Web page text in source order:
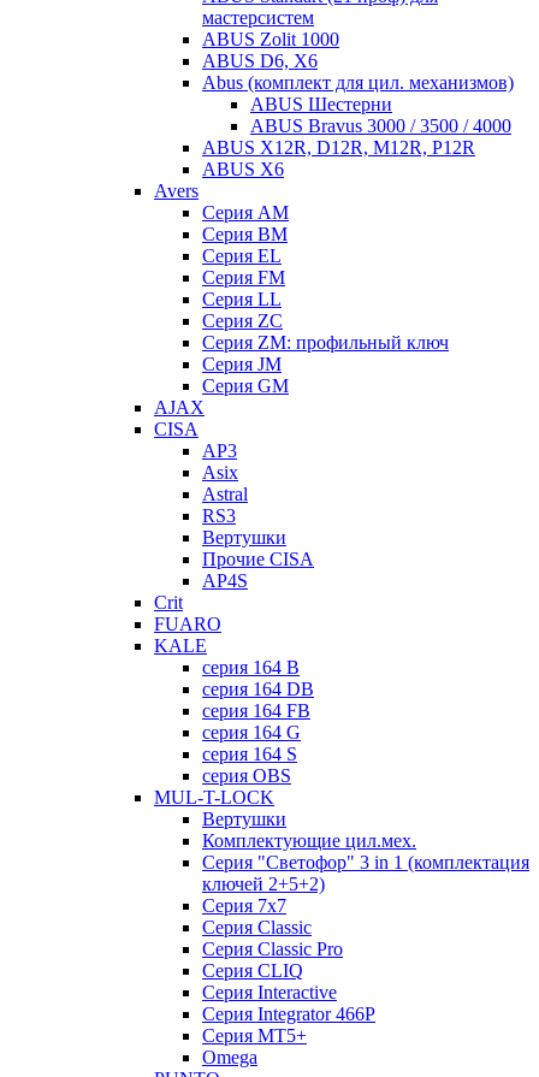
мастерсистем
ABUS Zolit 1000
ABUS D6, X6
Abus (комплект для цил. механизмов)
ABUS Шестерни
ABUS Bravus 3000 / 3500 / 4000
ABUS X12R, D12R, M12R, P12R
ABUS X6
Avers
Серия AM
Серия BM
Серия EL
Серия FM
Серия LL
Серия ZC
Серия ZM: профильный ключ
Серия JM
Серия GM
AJAX
CISA
AP3
Asix
Astral
RS3
Вертушки
Прочие CISA
AP4S
Crit
FUARO
KALE
серия 164 B
серия 164 DB
серия 164 FB
серия 164 G
серия 164 S
серия OBS
MUL-T-LOCK
Вертушки
Комплектующие цил.мех.
Серия "Светофор" 3 in 1 (комплектация
ключей 2+5+2)
Серия 7х7
Серия Classic
Серия Classic Pro
Серия CLIQ
Серия Interactive
Серия Integrator 466P
Серия MT5+
Omega